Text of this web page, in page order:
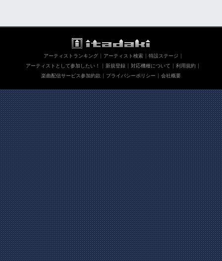
アーティストランキング アーティスト検索
特設ステージ
アーティストとして参加したい！
新規登録 対応機種について
利用規約
楽曲配信サービス参加約款
プライバシーポリシー 会社概要